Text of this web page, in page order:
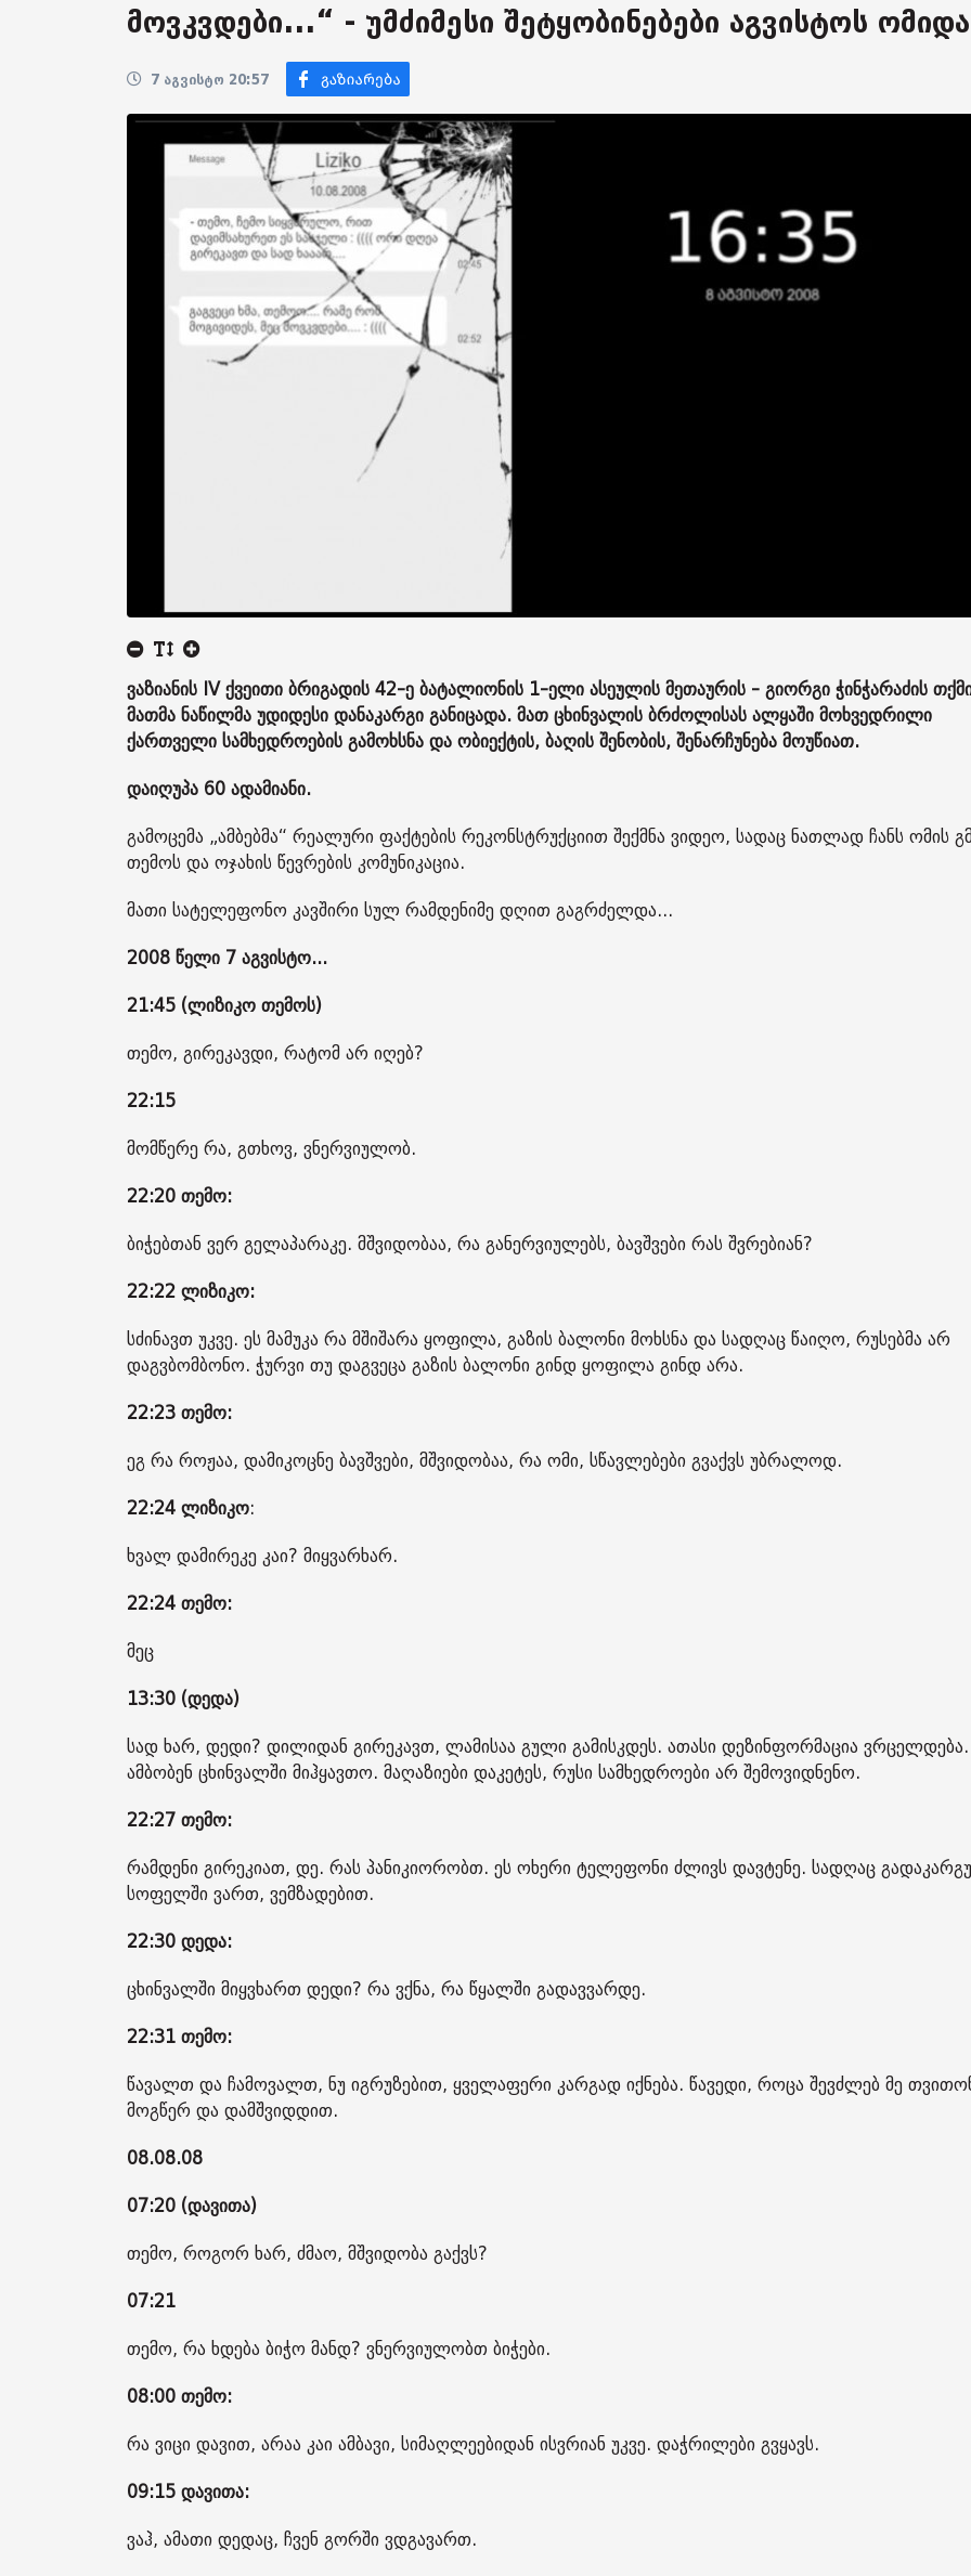
მოვკვდები...“ - უმძიმესი შეტყობინებები აგვისტოს
7 აგვისტო 20:57
ვაზიანის IV ქვეითი ბრიგადის 42-ე ბატალიონის 1-ელი ასეულის მეთაურის - გიორგი ჭინჭარაძის
მათმა ნაწილმა უდიდესი დანაკარგი განიცადა. მათ ცხინვალის ბრძოლისას ალყაში მოხვედრილი
ქართველი სამხედროების გამოხსნა და ობიექტის, ბაღის შენობის, შენარჩუნება მოუწიათ.
დაიღუპა 60 ადამიანი.
გამოცემა „ამბებმა“ რეალური ფაქტების რეკონსტრუქციით შექმნა ვიდეო, სადაც ნათლად ჩანს ომის
თემოს და ოჯახის წევრების კომუნიკაცია.
მათი სატელეფონო კავშირი სულ რამდენიმე დღით გაგრძელდა...
2008 წელი 7 აგვისტო...
21:45 (ლიზიკო თემოს)
თემო, გირეკავდი, რატომ არ იღებ?
22:15
მომწერე რა, გთხოვ, ვნერვიულობ.
22:20 თემო:
ბიჭებთან ვერ გელაპარაკე. მშვიდობაა, რა განერვიულებს, ბავშვები რას შვრებიან?
22:22 ლიზიკო:
სძინავთ უკვე. ეს მამუკა რა მშიშარა ყოფილა, გაზის ბალონი მოხსნა და სადღაც წაიღო, რუსებმა არ
დაგვბომბონო. ჭურვი თუ დაგვეცა გაზის ბალონი გინდ ყოფილა გინდ არა.
22:23 თემო:
ეგ რა როჟაა, დამიკოცნე ბავშვები, მშვიდობაა, რა ომი, სწავლებები გვაქვს უბრალოდ.
22:24 ლიზიკო:
ხვალ დამირეკე კაი? მიყვარხარ.
22:24 თემო:
მეც
13:30 (დედა)
სად ხარ, დედი? დილიდან გირეკავთ, ლამისაა გული გამისკდეს. ათასი დეზინფორმაცია ვრცელდება.
ამბობენ ცხინვალში მიჰყავთო. მაღაზიები დაკეტეს, რუსი სამხედროები არ შემოვიდნენო.
22:27 თემო:
რამდენი გირეკიათ, დე. რას პანიკიორობთ. ეს ოხერი ტელეფონი ძლივს დავტენე. სადღაც
სოფელში ვართ, ვემზადებით.
22:30 დედა:
ცხინვალში მიყვხართ დედი? რა ვქნა, რა წყალში გადავვარდე.
22:31 თემო:
წავალთ და ჩამოვალთ, ნუ იგრუზებით, ყველაფერი კარგად იქნება. წავედი, როცა შევძლებ მე
მოგწერ და დამშვიდდით.
08.08.08
07:20 (დავითა)
თემო, როგორ ხარ, ძმაო, მშვიდობა გაქვს?
07:21
თემო, რა ხდება ბიჭო მანდ? ვნერვიულობთ ბიჭები.
08:00 თემო:
რა ვიცი დავით, არაა კაი ამბავი, სიმაღლეებიდან ისვრიან უკვე. დაჭრილები გვყავს.
09:15 დავითა:
ვაჰ, ამათი დედაც, ჩვენ გორში ვდგავართ.